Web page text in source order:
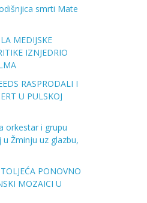
smrti Mate
MEDIJSKE
IZNJEDRIO
RASPRODALI I
U PULSKOJ
orkestar i grupu
Žminju uz glazbu,
PONOVNO
MOZAICI U